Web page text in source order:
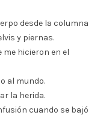
desde la columna
y piernas.
me hicieron en el
al mundo.
la herida.
cuando se bajó